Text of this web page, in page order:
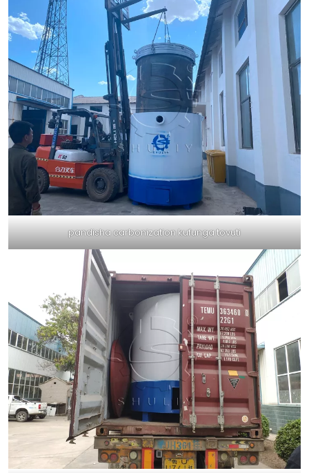
pandisha carbonization kufunga tovuti